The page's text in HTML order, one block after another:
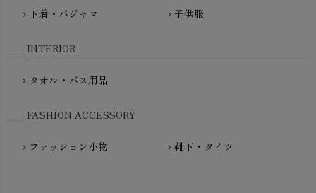
fromF（フロムエフ）
My Little Cozmo（マイリトルコズモ）
NewNative（ニューネイティブ）
chevron_right 下着・パジャマ chevron_right 子供服
INTERIOR
chevron_right タオル・バス用品
FASHION ACCESSORY
chevron_right ファッション小物 chevron_right 靴下・タイツ